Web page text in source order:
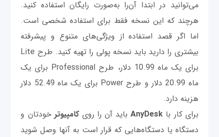
می‌توانید در ابتدا آن‌را به‌صورت رایگان استفاده کنید.
هرچند که این نسخه فقط برای استفاده شخصی است.
اما اگر قصد استفاده از ویژگی‌های متنوع و پیشرفته
بیشتری را دارید باید نسخه پولی را تهیه کنید. طرح Lite
برای یک ماه 10.99 دلار، طرح Professional برای یک
ماه 20.99 دلار و طرح Power برای یک ماه 52.49 دلار
هزینه دارد.
برای کار با AnyDeskباید آن را رویکامپیوتر خودتان و
دستگاه یا دستگاه‌هایی که قرار است به آنها وصل شوید